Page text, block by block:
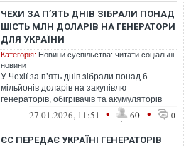
ЧЕХИ ЗА П’ЯТЬ ДНІВ ЗІБРАЛИ ПОНАД
ШІСТЬ МЛН ДОЛАРІВ НА ГЕНЕРАТОРИ
ДЛЯ УКРАЇНИ
Категорія: Новини суспільства: читати соціальні
новини
У Чехії за п’ять днів зібрали понад 6
мільйонів доларів на закупівлю
генераторів, обігрівачів та акумуляторів
для України27.01.2026, 11:51 • 60 • 0
ЄС ПЕРЕДАЄ УКРАЇНІ ГЕНЕРАТОРІВ